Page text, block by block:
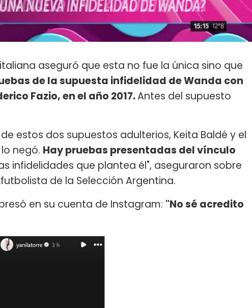
aseguró que esta no fue la única sino que
de la supuesta infidelidad de Wanda con
Fazio, en el año 2017.Antes del supuesto
estos dos supuestos adulterios, Keita Baldé y el
negó. Hay pruebas presentadas del vínculo
infidelidades que plantea él", aseguraron sobre
de la Selección Argentina.
en su cuenta de Instagram: "No sé acredito